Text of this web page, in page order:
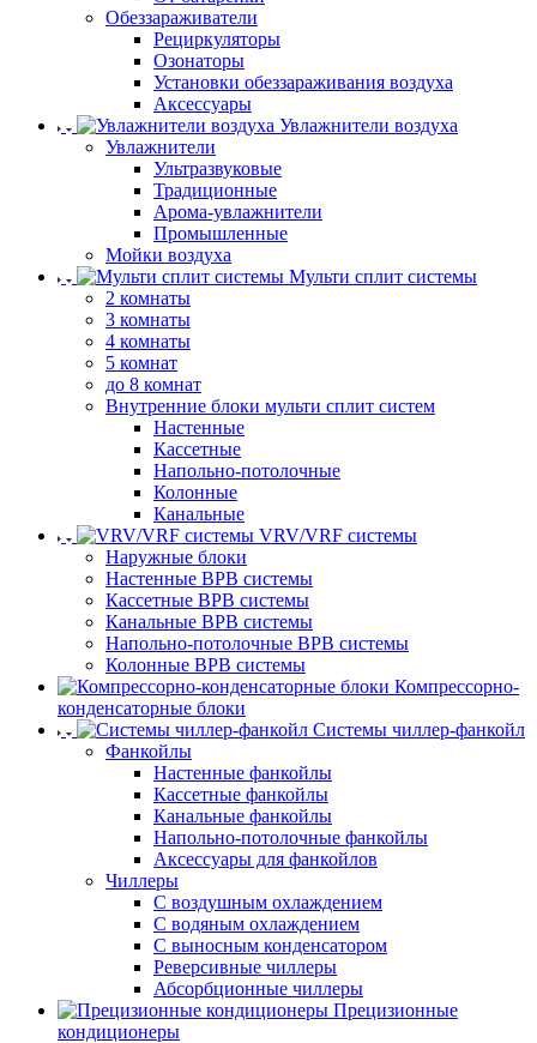
Обеззараживатели
Рециркуляторы
Озонаторы
Установки обеззараживания воздуха
Аксессуары
Увлажнители воздуха
Увлажнители
Ультразвуковые
Традиционные
Арома-увлажнители
Промышленные
Мойки воздуха
Мульти сплит системы
2 комнаты
3 комнаты
4 комнаты
5 комнат
до 8 комнат
Внутренние блоки мульти сплит систем
Настенные
Кассетные
Напольно-потолочные
Колонные
Канальные
VRV/VRF системы
Наружные блоки
Настенные ВРВ системы
Кассетные ВРВ системы
Канальные ВРВ системы
Напольно-потолочные ВРВ системы
Колонные ВРВ системы
Компрессорно-
конденсаторные блоки
Системы чиллер-фанкойл
Фанкойлы
Настенные фанкойлы
Кассетные фанкойлы
Канальные фанкойлы
Напольно-потолочные фанкойлы
Аксессуары для фанкойлов
Чиллеры
С воздушным охлаждением
С водяным охлаждением
С выносным конденсатором
Реверсивные чиллеры
Абсорбционные чиллеры
Прецизионные
кондиционеры